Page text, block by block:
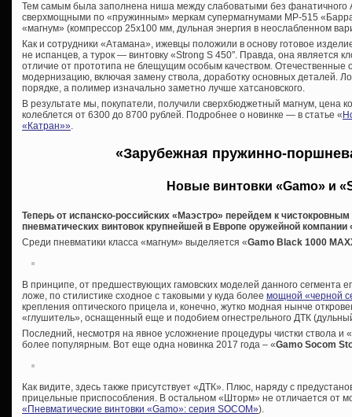
Тем самым была заполнена ниша между слабоватыми без
сверхмощными по «пружинным» меркам супермагнумами МР-515
«магнум» (компрессор 25х100 мм, дульная энергия в неослабленном
Как и сотрудники «Атамана», ижевцы положили в основу готовое
не испанцев, а турок — винтовку «Strong S 450″. Правда, она является
отличие от прототипа не блещущим особым качеством. Отечественные
модернизацию, включая замену ствола, доработку основных деталей.
порядке, а полимер изначально заметно лучше хатсановского.
В результате мы, покупатели, получили сверхбюджетный магнум, цена
колеблется от 6300 до 8700 рублей. Подробнее о новинке — в статье «
«Катран»».
«Зарубежная пружинно-
Новые винтовки «Gamo» и
Теперь от испанско-российских «Маэстро» перейдем к
пневматических винтовок крупнейшей в Европе оружейной компании
Среди пневматики класса «магнум» выделяется «Gamo Black 1000
В принципе, от предшествующих гамовских моделей данного сегмента
ложе, по стилистике сходное с таковыми у куда более мощной «черной
крепления оптического прицела и, конечно, жутко модная нынче
«глушитель», оснащенный еще и подобием огнестрельного ДТК
Последний, несмотря на явное усложнение процедуры чистки ствола и
более популярным. Вот еще одна новинка 2017 года – «Gamo Socom
Как видите, здесь также присутствует «ДТК». Плюс, наряду с
прицельные приспособления. В остальном «Шторм» не отличается от
«Пневматические винтовки «Gamo»: серия SOCOM»).